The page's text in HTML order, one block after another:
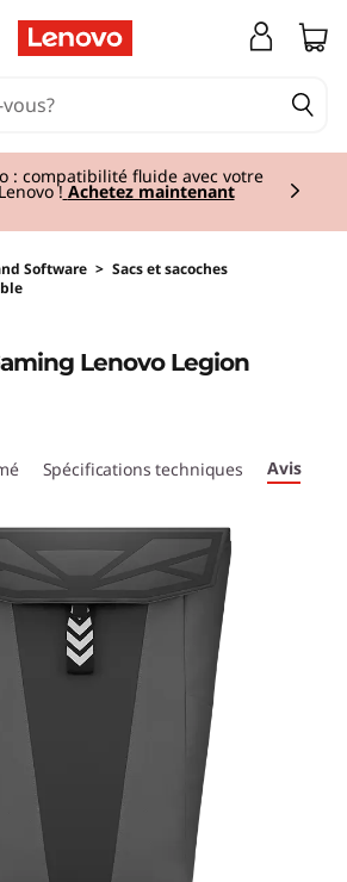
principal
: compatibilité fluide avec votre
! Achetez maintenant
item 2 of 3
Software > Sacs et sacoches
Lenovo Legion
Spécifications techniques Avis